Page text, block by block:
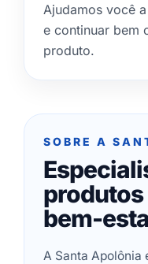
Ajudamos você
e continuar bem
produto.
SOBRE A
produtos
bem-
A Santa Apolônia